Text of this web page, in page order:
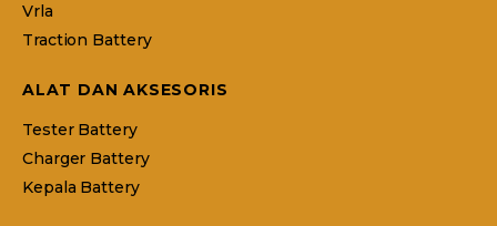
Vrla
Traction Battery
ALAT DAN AKSESORIS
Tester Battery
Charger Battery
Kepala Battery